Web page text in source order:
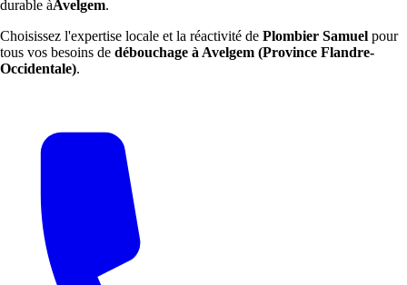
durable àAvelgem.
Choisissez l'expertise locale et la réactivité de Plombier Samuel pour
tous vos besoins de débouchage à Avelgem (Province Flandre-
Occidentale).